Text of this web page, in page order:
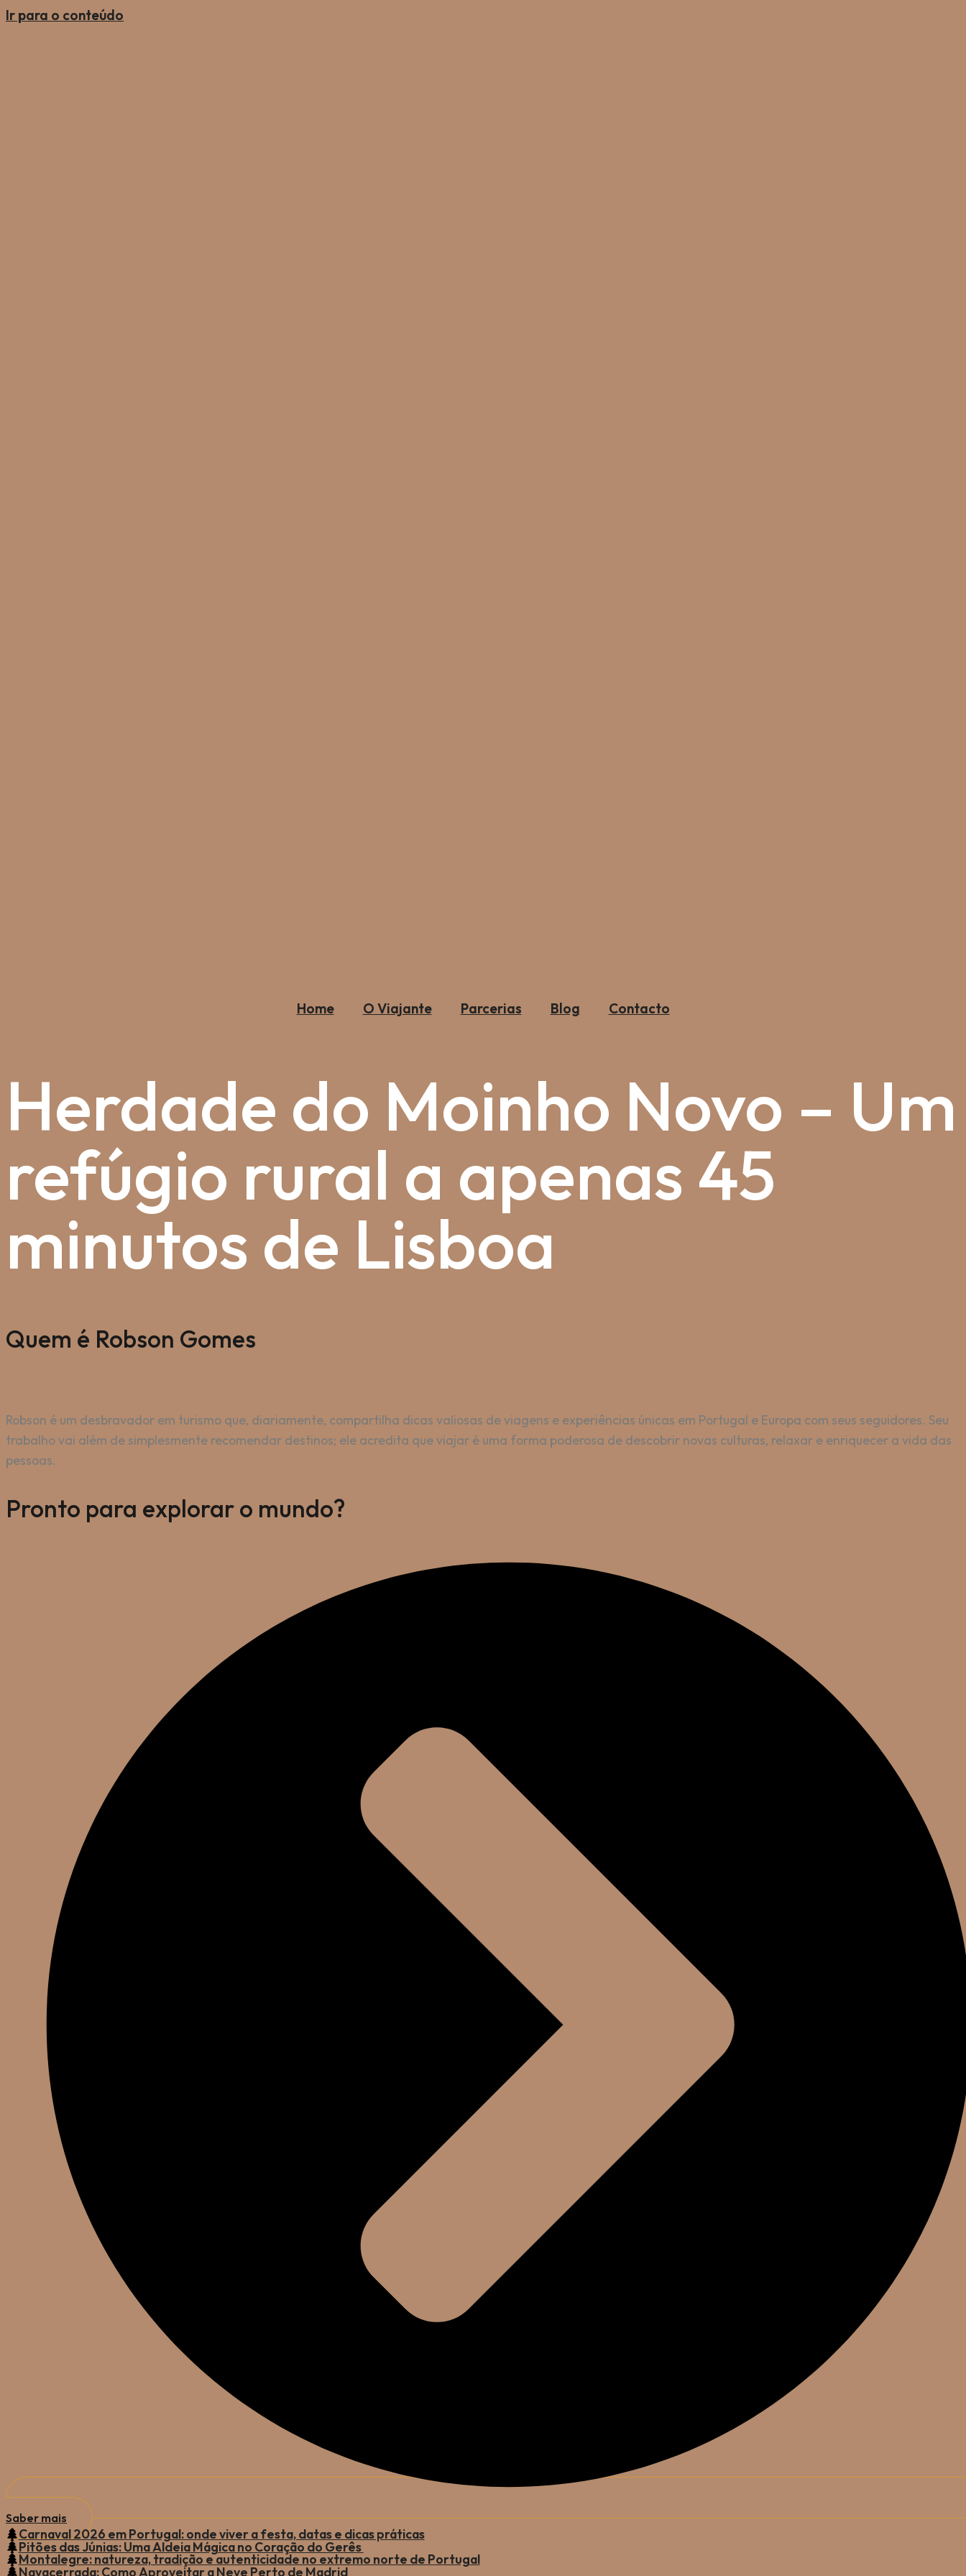
Ir para o conteúdo
Home O Viajante Parcerias Blog Contacto
Herdade do Moinho Novo – Um
refúgio rural a apenas 45
minutos de Lisboa
Quem é Robson Gomes
Robson é um desbravador em turismo que, diariamente, compartilha dicas valiosas de viagens e experiências únicas em Portugal e Europa com seus seguidores. Seu
trabalho vai além de simplesmente recomendar destinos; ele acredita que viajar é uma forma poderosa de descobrir novas culturas, relaxar e enriquecer a vida das
pessoas.
Pronto para exploraro mundo?
Saber mais
Carnaval 2026 em Portugal: onde viver a festa, datas e dicas práticas
Pitões das Júnias: Uma Aldeia Mágica no Coração do Gerês
Montalegre: natureza, tradição e autenticidade no extremo norte de Portugal
Navacerrada: Como Aproveitar a Neve Perto de Madrid